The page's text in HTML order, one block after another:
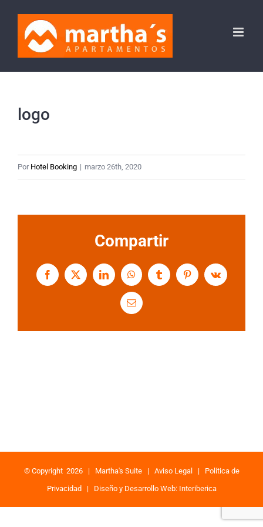
contenido
logo
Por Hotel Booking | marzo 26th, 2020
Compartir
Facebook
X LinkedInWhatsAppTumblr PinterestVk
Correo
electrónico
© Copyright 2026 | Martha's Suite| Aviso Legal | Política de
Privacidad | Diseño y Desarrollo Web: Interiberica